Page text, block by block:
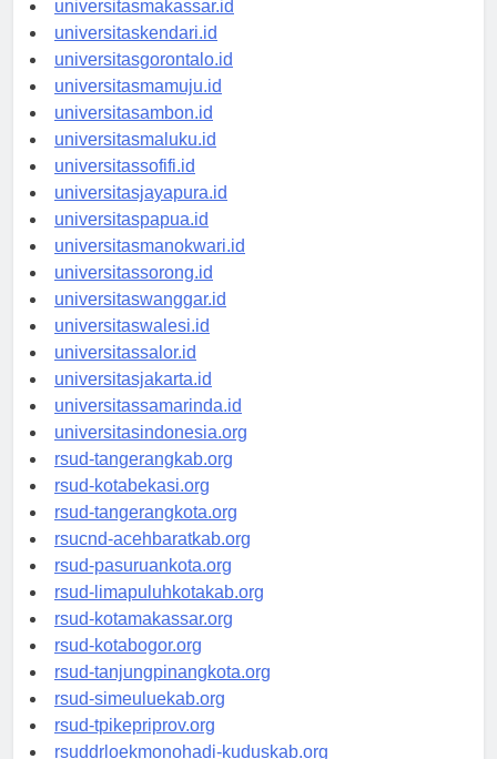
universitasmakassar.id
universitaskendari.id
universitasgorontalo.id
universitasmamuju.id
universitasambon.id
universitasmaluku.id
universitassofifi.id
universitasjayapura.id
universitaspapua.id
universitasmanokwari.id
universitassorong.id
universitaswanggar.id
universitaswalesi.id
universitassalor.id
universitasjakarta.id
universitassamarinda.id
universitasindonesia.org
rsud-tangerangkab.org
rsud-kotabekasi.org
rsud-tangerangkota.org
rsucnd-acehbaratkab.org
rsud-pasuruankota.org
rsud-limapuluhkotakab.org
rsud-kotamakassar.org
rsud-kotabogor.org
rsud-tanjungpinangkota.org
rsud-simeuluekab.org
rsud-tpikepriprov.org